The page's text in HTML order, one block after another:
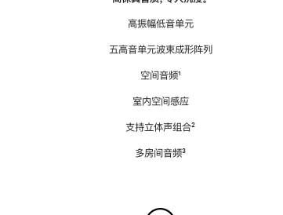
高振幅低音单元
五高音单元波束成形阵列
空间音频脚
¹
室内空间感应
支持立体声组合脚
²
多房间音频脚
³